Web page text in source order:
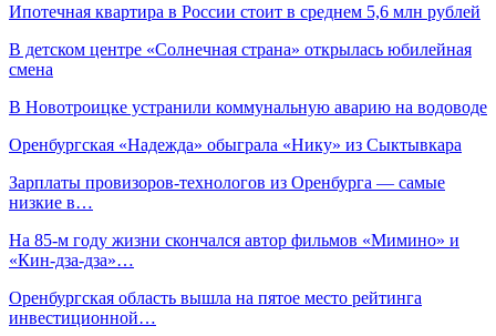
Ипотечная квартира в России стоит в среднем 5,6 млн рублей
В детском центре «Солнечная страна» открылась юбилейная
смена
В Новотроицке устранили коммунальную аварию на водоводе
Оренбургская «Надежда» обыграла «Нику» из Сыктывкара
Зарплаты провизоров-технологов из Оренбурга — самые
низкие в…
На 85-м году жизни скончался автор фильмов «Мимино» и
«Кин-дза-дза»…
Оренбургская область вышла на пятое место рейтинга
инвестиционной…